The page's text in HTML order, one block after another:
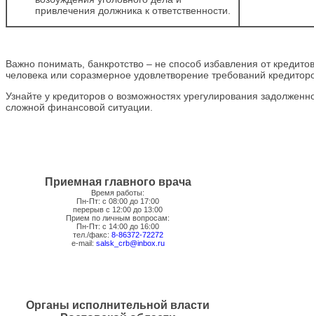
привлечения должника к ответственности.
Важно понимать, банкротство – не способ избавления от
человека или соразмерное удовлетворение требований
Узнайте у кредиторов о возможностях урегулирования
сложной финансовой ситуации.
Приемная главного врача
Время работы:
Пн-Пт: с 08:00 до 17:00
перерыв с 12:00 до 13:00
Прием по личным вопросам:
Пн-Пт: с 14:00 до 16:00
тел./факс: 8-86372-72272
e-mail: salsk_crb@inbox.ru
Органы исполнительной власти